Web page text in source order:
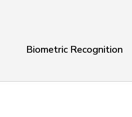
Biometric Recognition